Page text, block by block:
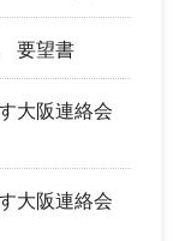
要望書
大阪連絡会
大阪連絡会